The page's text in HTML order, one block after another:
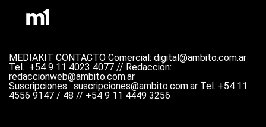
MEDIAKIT CONTACTO Comercial: digital@ambito.com.ar
Tel. +54 9 11 4023 4077 // Redacción:
redaccionweb@ambito.com.ar
Suscripciones: suscripciones@ambito.com.ar Tel. +54 11
4556 9147 / 48 // +54 9 11 4449 3256